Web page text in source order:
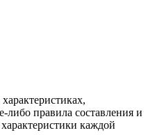
либо правила составления и
каждой